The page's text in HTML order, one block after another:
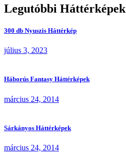
Legutóbbi Háttérképek
300 db Nyuszis Háttérkép
július 3, 2023
Háborús Fantasy Háttérképek
március 24, 2014
Sárkányos Háttérképek
március 24, 2014